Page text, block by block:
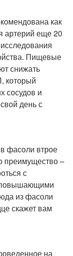
как
артерий еще 20
Пищевые
снижать
который
сосудов и
день с
фасоли втрое
преимущество –
с
повышающими
из фасоли
скажет вам
на